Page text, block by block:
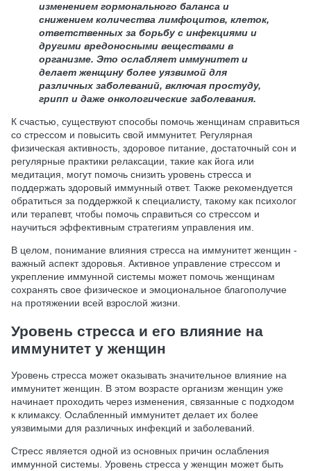
изменением гормонального баланса и
снижением количества лимфоцитов, клеток,
ответственных за борьбу с инфекциями и
другими вредоносными веществами в
организме. Это ослабляет иммунитет и
делает женщину более уязвимой для
различных заболеваний, включая простуду,
грипп и даже онкологические заболевания.
К счастью, существуют способы помочь женщинам справиться
со стрессом и повысить свой иммунитет. Регулярная
физическая активность, здоровое питание, достаточный сон и
регулярные практики релаксации, такие как йога или
медитация, могут помочь снизить уровень стресса и
поддержать здоровый иммунный ответ. Также рекомендуется
обратиться за поддержкой к специалисту, такому как психолог
или терапевт, чтобы помочь справиться со стрессом и
научиться эффективным стратегиям управления им.
В целом, понимание влияния стресса на иммунитет женщин -
важный аспект здоровья. Активное управление стрессом и
укрепление иммунной системы может помочь женщинам
сохранять свое физическое и эмоциональное благополучие
на протяжении всей взрослой жизни.
Уровень стресса и его влияние на
иммунитет у женщин
Уровень стресса может оказывать значительное влияние на
иммунитет женщин. В этом возрасте организм женщин уже
начинает проходить через изменения, связанные с подходом
к климаксу. Ослабленный иммунитет делает их более
уязвимыми для различных инфекций и заболеваний.
Стресс является одной из основных причин ослабления
иммунной системы. Уровень стресса у женщин может быть